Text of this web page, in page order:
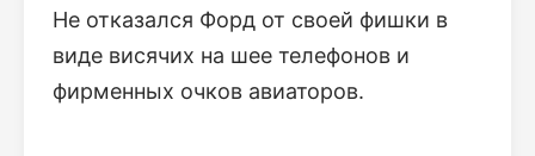
Не отказался Форд от своей фишки в
виде висячих на шее телефонов и
фирменных очков авиаторов.